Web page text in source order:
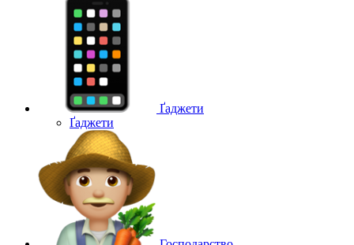
Ґаджети
Ґаджети